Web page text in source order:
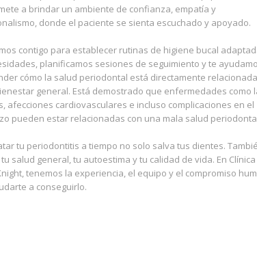
a brindar un ambiente de confianza, empatía y
donde el paciente se sienta escuchado y apoyado.
contigo para establecer rutinas de higiene bucal
planificamos sesiones de seguimiento y te
cómo la salud periodontal está directamente relacionada
general. Está demostrado que enfermedades como
afecciones cardiovasculares e incluso complicaciones en el
pueden estar relacionadas con una mala salud
tu periodontitis a tiempo no solo salva tus dientes.
salud general, tu autoestima y tu calidad de vida. En Clínica
tenemos la experiencia, el equipo y el compromiso
a conseguirlo.